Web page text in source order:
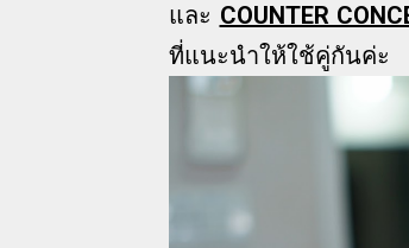
และ COUNTER
ที่แนะนำให้ใช้คู่กันค่ะ